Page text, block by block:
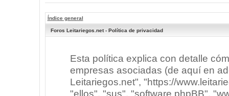
Índice general
Foros Leitariegos.net - Política de privacidad
Esta política explica con detalle
empresas asociadas (de aquí en
Leitariegos.net", "https://
"ellos", "sus", "software phpBB",